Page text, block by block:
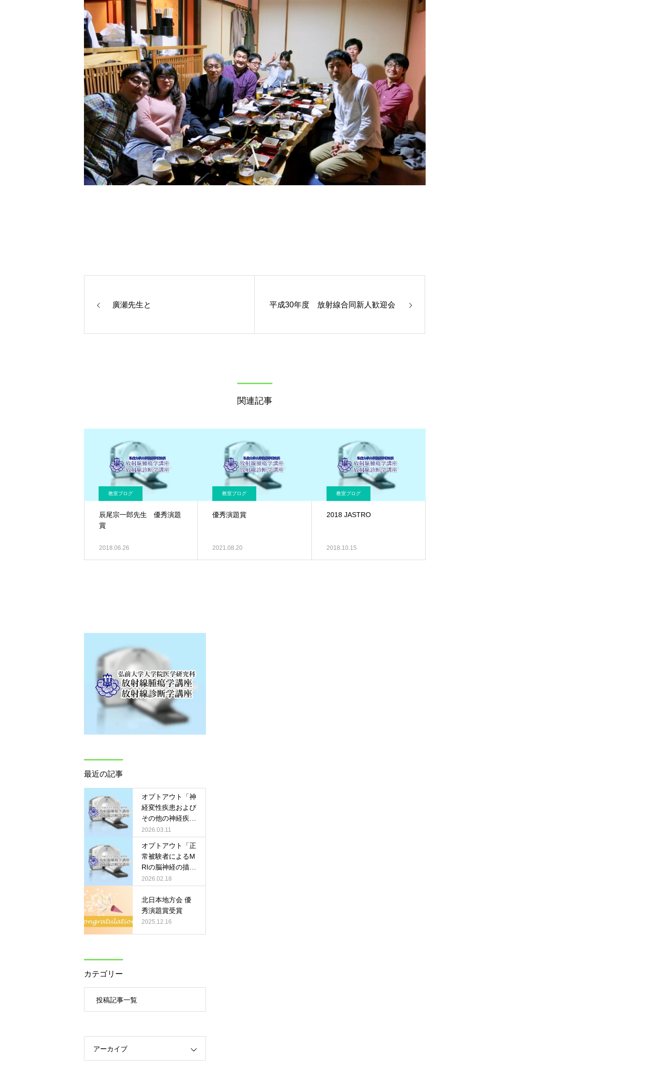
廣瀬先生と 平成30年度 放射線合同新人歓迎会
関連記事
教室ブログ
辰尾宗一郎先生 優秀演題
賞
2018.06.26
教室ブログ
優秀演題賞
2021.08.20
教室ブログ
2018 JASTRO
2018.10.15
最近の記事
オプトアウト「神
経変性疾患および
その他の神経疾患
における非造影水
交換イメージング
の画像所見と臨床
的有用性につい
て」
2026.03.11
オプトアウト「正
常被験者によるM
RIの脳神経の描出
の最適化について
の検討」
2026.02.18
北日本地方会 優
秀演題賞受賞
2025.12.16
カテゴリー
投稿記事一覧
アーカイブ